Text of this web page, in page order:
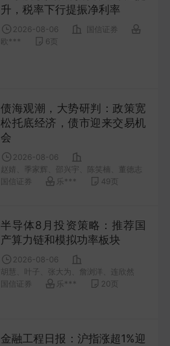
升，税率下行提振净利率
2026-08-06
国信证券
欧***
6 页
债海观潮，大势研判：政策宽
松托底经济，债市迎来交易机
会
2026-08-06
赵婧、季家辉、邵兴宇、陈笑楠、董徳志
国信证券
乐*** 49 页
半导体8月投资策略：推荐国
产算力链和模拟功率板块
2026-08-06
胡慧、叶子、张大为、詹浏洋、连欣然
国信证券
乐*** 20 页
金融工程日报：沪指涨超1%迎